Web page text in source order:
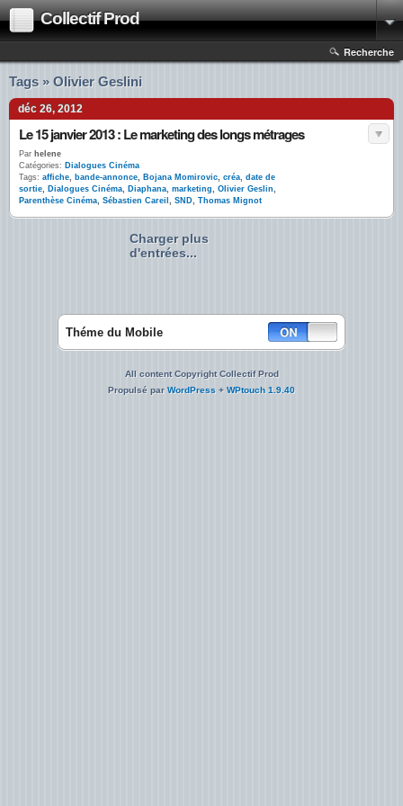
Collectif Prod
Recherche
Tags » Olivier Geslini
déc 26, 2012
Le 15 janvier 2013 : Le marketing des longs métrages
Par helene
Catégories: Dialogues Cinéma
Tags: affiche, bande-annonce, Bojana Momirovic, créa, date de
sortie, Dialogues Cinéma, Diaphana, marketing, Olivier Geslin,
Parenthèse Cinéma, Sébastien Careil , SND, Thomas Mignot
Charger plus
d'entrées...
Théme du Mobile
All content Copyright Collectif Prod
Propulsé parWordPress + WPtouch 1.9.40